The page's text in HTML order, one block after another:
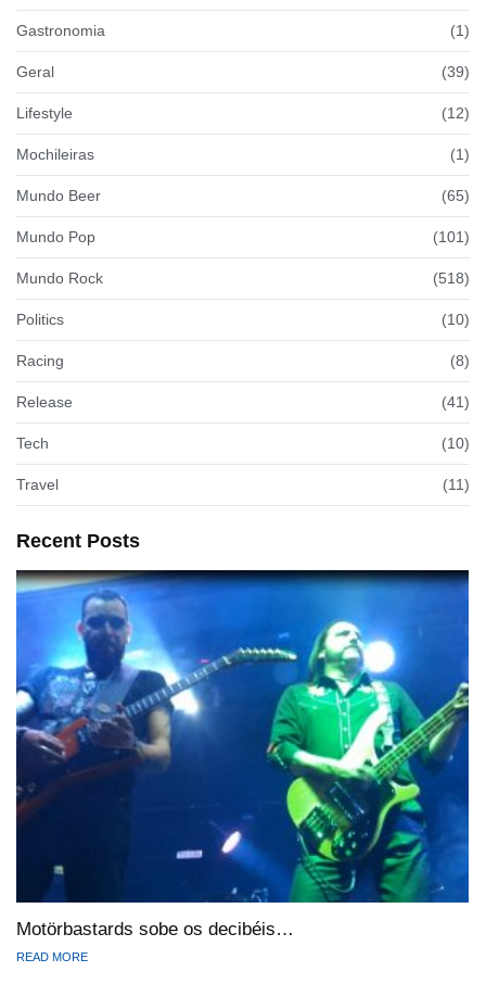
Gastronomia (1)
Geral (39)
Lifestyle (12)
Mochileiras (1)
Mundo Beer (65)
Mundo Pop (101)
Mundo Rock (518)
Politics (10)
Racing (8)
Release (41)
Tech (10)
Travel (11)
Recent Posts
Motörbastards sobe os decibéis…
READ MORE